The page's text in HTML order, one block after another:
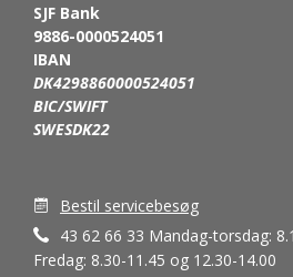
SJF Bank
9886-0000524051
IBAN
DK4298860000524051
BIC/SWIFT
SWESDK22
Bestil servicebesøg
43 62 66 33 Mandag-torsdag:
Fredag: 8.30-11.45 og 12.30-14.00